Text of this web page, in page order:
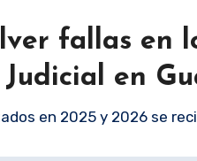
fallas en
en
en 2025 y 2026 se